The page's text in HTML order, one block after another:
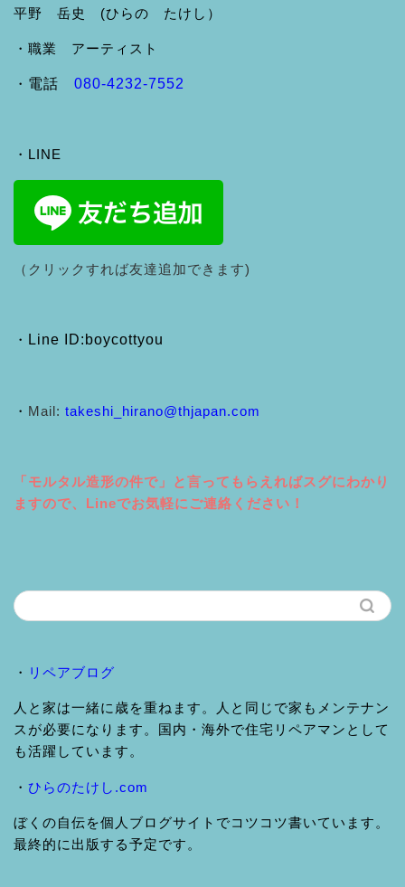
平野 岳史 (ひらの たけし）
・職業 アーティスト
・ 電話 080-4232-7552
・LINE
（クリックすれば友達追加できます)
・ Line ID:boycottyou
・ Mail: takeshi_hirano@thjapan.com
「モルタル造形の件で」と言ってもらえればスグにわかり
ますので、Lineでお気軽にご連絡ください！
・ リペアブログ
人と家は一緒に歳を重ねます。人と同じで家もメンテナン
スが必要になります。国内・海外で住宅リペアマンとして
も活躍しています。
・ ひらのたけし.com
ぼくの自伝を個人ブログサイトでコツコツ書いています。
最終的に出版する予定です。